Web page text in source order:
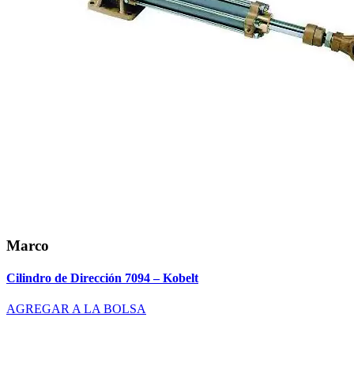
Marco
Cilindro de Dirección 7094 – Kobelt
AGREGAR A LA BOLSA